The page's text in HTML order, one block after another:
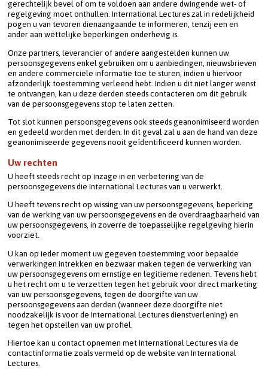
gerechtelijk bevel of om te voldoen aan andere dwingende wet- of
regelgeving moet onthullen. International Lectures zal in redelijkheid
pogen u van tevoren dienaangaande te informeren, tenzij een en
ander aan wettelijke beperkingen onderhevig is.
Onze partners, leverancier of andere aangestelden kunnen uw
persoonsgegevens enkel gebruiken om u aanbiedingen, nieuwsbrieven
en andere commerciële informatie toe te sturen, indien u hiervoor
afzonderlijk toestemming verleend hebt. Indien u dit niet langer wenst
te ontvangen, kan u deze derden steeds contacteren om dit gebruik
van de persoonsgegevens stop te laten zetten.
Tot slot kunnen persoonsgegevens ook steeds geanonimiseerd worden
en gedeeld worden met derden. In dit geval zal u aan de hand van deze
geanonimiseerde gegevens nooit geïdentificeerd kunnen worden.
Uw rechten
U heeft steeds recht op inzage in en verbetering van de
persoonsgegevens die International Lectures van u verwerkt.
U heeft tevens recht op wissing van uw persoonsgegevens, beperking
van de werking van uw persoonsgegevens en de overdraagbaarheid van
uw persoonsgegevens, in zoverre de toepasselijke regelgeving hierin
voorziet.
U kan op ieder moment uw gegeven toestemming voor bepaalde
verwerkingen intrekken en bezwaar maken tegen de verwerking van
uw persoonsgegevens om ernstige en legitieme redenen. Tevens hebt
u het recht om u te verzetten tegen het gebruik voor direct marketing
van uw persoonsgegevens, tegen de doorgifte van uw
persoonsgegevens aan derden (wanneer deze doorgifte niet
noodzakelijk is voor de International Lectures dienstverlening) en
tegen het opstellen van uw profiel.
Hiertoe kan u contact opnemen met International Lectures via de
contactinformatie zoals vermeld op de website van International
Lectures.